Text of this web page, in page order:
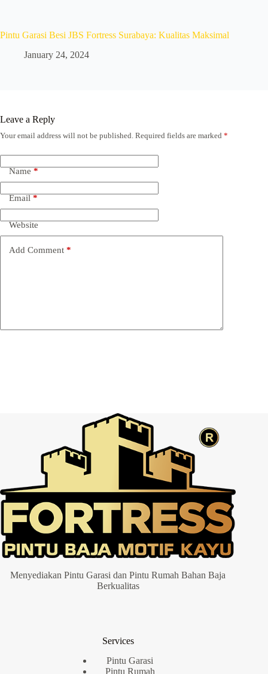
Pintu Garasi Besi JBS Fortress Surabaya: Kualitas Maksimal
January 24, 2024
Leave a Reply
Your email address will not be published. Required fields are marked *
Name *
Email *
Website
Add Comment *
Menyediakan Pintu Garasi dan Pintu Rumah Bahan Baja
Berkualitas
Services
Pintu Garasi
Pintu Rumah